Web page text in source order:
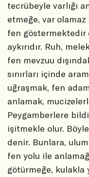
tecrübeyle varlığı
etmeğe, var olamaz
fen göstermektedir
aykırıdır. Ruh,
fen mevzuu
sınırları içinde
uğraşmak, fen
anlamak,
Peygamberlere
işitmekle olur.
denir. Bunlara,
fen yolu ile
götürmeğe, kulakla